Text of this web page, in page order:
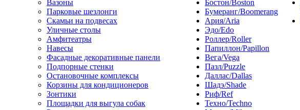
Вазоны
Парковые шезлонги
Скамьи на подвесах
Уличные столы
Амфитеатры
Навесы
Фасадные декоративные панели
Подпорные стенки
Остановочные комплексы
Корзины для кондиционеров
Зонтики
Площадки для выгула собак
Бостон/Boston
Бумеранг/Boomerang
Ария/Aria
Эдо/Edo
Роллер/Roller
Папиллон/Papillon
Вега/Vega
Пазл/Puzzle
Даллас/Dallas
Шадэ/Shade
Риф/Ref
Техно/Techno